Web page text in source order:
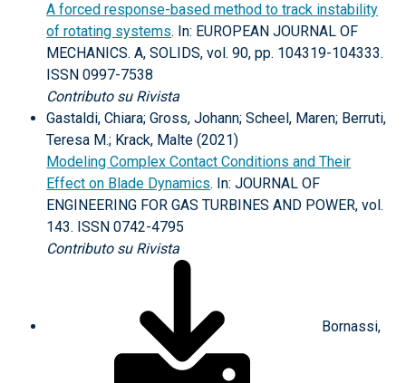
A forced response-based method to track instability
of rotating systems. In: EUROPEAN JOURNAL OF
MECHANICS. A, SOLIDS, vol. 90, pp. 104319-104333.
ISSN 0997-7538
Contributo su Rivista
Gastaldi, Chiara; Gross, Johann; Scheel, Maren; Berruti,
Teresa M.; Krack, Malte (2021)
Modeling Complex Contact Conditions and Their
Effect on Blade Dynamics. In: JOURNAL OF
ENGINEERING FOR GAS TURBINES AND POWER, vol.
143. ISSN 0742-4795
Contributo su Rivista
Bornassi,